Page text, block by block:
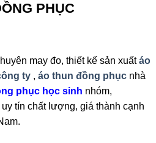
PHỤC
may đo, thiết kế sản xuấtáo
ty, áo thun đồng phụcnhà
phục học sinh nhóm,
tín chất lượng, giá thành cạnh